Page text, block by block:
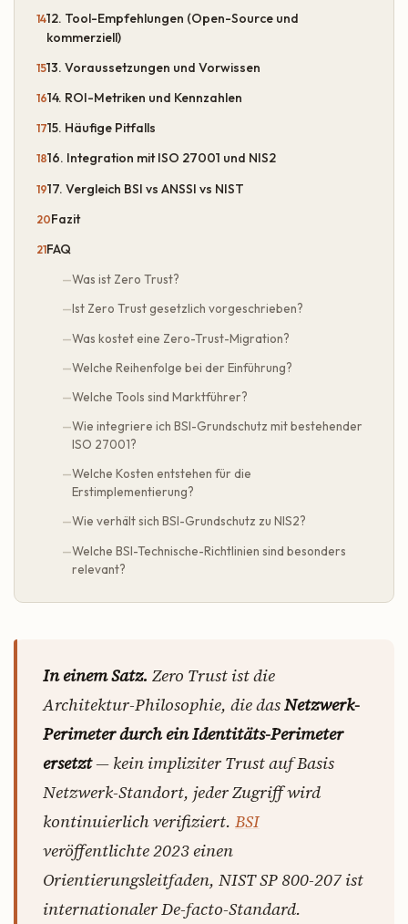
12. Tool-Empfehlungen (Open-Source und
kommerziell)
13. Voraussetzungen und Vorwissen
14. ROI-Metriken und Kennzahlen
15. Häufige Pitfalls
16. Integration mit ISO 27001 und NIS2
17. Vergleich BSI vs ANSSI vs NIST
Fazit
FAQ
Was ist Zero Trust?
Ist Zero Trust gesetzlich vorgeschrieben?
Was kostet eine Zero-Trust-Migration?
Welche Reihenfolge bei der Einführung?
Welche Tools sind Marktführer?
Wie integriere ich BSI-Grundschutz mit bestehender
ISO 27001?
Welche Kosten entstehen für die
Erstimplementierung?
Wie verhält sich BSI-Grundschutz zu NIS2?
Welche BSI-Technische-Richtlinien sind besonders
relevant?
In einem Satz. Zero Trust ist die
Architektur-Philosophie, die dasNetzwerk-
Perimeter durch ein Identitäts-Perimeter
ersetzt— kein impliziter Trust auf Basis
Netzwerk-Standort, jeder Zugriff wird
kontinuierlich verifiziert. BSI
veröffentlichte 2023 einen
Orientierungsleitfaden, NIST SP 800-207 ist
internationaler De-facto-Standard.